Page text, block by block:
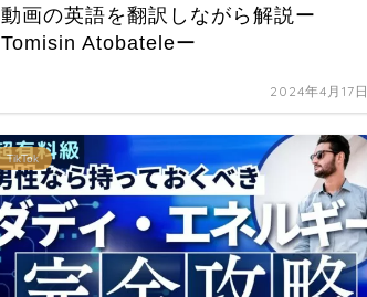
動画の英語を翻訳しながら解説ー
Tomisin Atobateleー
2024年4月17日
TikTok